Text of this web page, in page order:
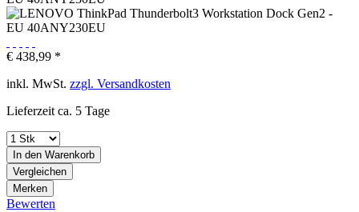
€ 438,99 *
inkl. MwSt. zzgl. Versandkosten
Lieferzeit ca. 5 Tage
In den Warenkorb
Vergleichen
Merken
Bewerten